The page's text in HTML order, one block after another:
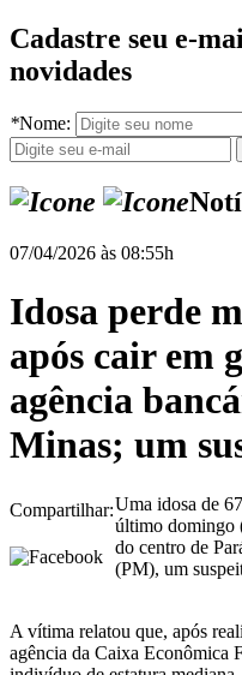
Cadastre seu e-
novidades
*Nome:
07/04/2026 às 08:55h
Idosa perde
após cair em
agência
Minas; um
Compartilhar:Uma idosa de
último domingo
do centro de
(PM), um
A vítima relatou que, após
agência da Caixa Econômica